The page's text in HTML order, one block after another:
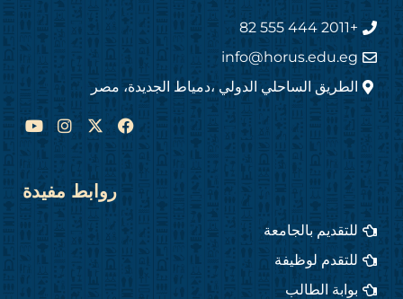
+2011 444 555 82
info@horus.edu.eg
الطريق الساحلي الدولي ،دمياط الجديدة، مصر
F
a
e
I
n
g
Y
o
u
b
e
روابط مفيدة
للتقديم بالجامعة
للتقدم لوظيفة
بوابة الطالب